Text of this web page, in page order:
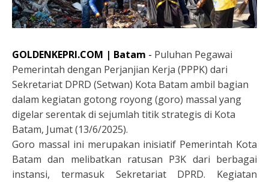
GOLDENKEPRI.COM | Batam - Puluhan Pegawai
Pemerintah dengan Perjanjian Kerja (PPPK) dari
Sekretariat DPRD (Setwan) Kota Batam ambil bagian
dalam kegiatan gotong royong (goro) massal yang
digelar serentak di sejumlah titik strategis di Kota
Batam, Jumat (13/6/2025).
Goro massal ini merupakan inisiatif Pemerintah Kota
Batam dan melibatkan ratusan P3K dari berbagai
instansi, termasuk Sekretariat DPRD. Kegiatan